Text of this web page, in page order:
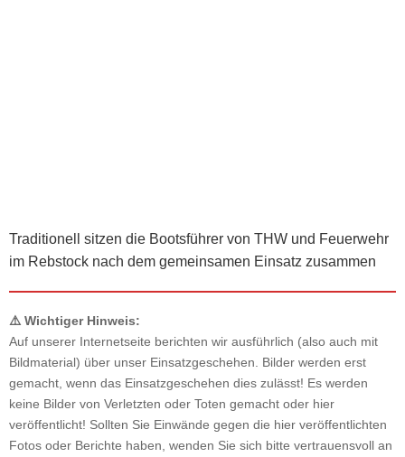
Traditionell sitzen die Bootsführer von THW und Feuerwehr
im Rebstock nach dem gemeinsamen Einsatz zusammen
⚠️ Wichtiger Hinweis:
Auf unserer Internetseite berichten wir ausführlich (also auch mit
Bildmaterial) über unser Einsatzgeschehen. Bilder werden erst
gemacht, wenn das Einsatzgeschehen dies zulässt! Es werden
keine Bilder von Verletzten oder Toten gemacht oder hier
veröffentlicht! Sollten Sie Einwände gegen die hier veröffentlichten
Fotos oder Berichte haben, wenden Sie sich bitte vertrauensvoll an